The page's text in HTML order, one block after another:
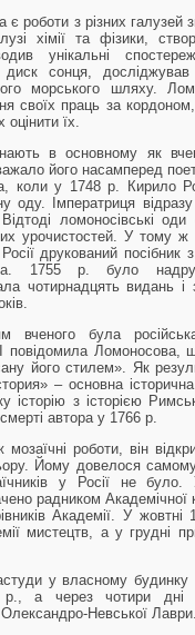
є роботи з різних галузей
хімії та фізики,
унікальні
сонця, досліджував
морського шляху.
своїх праць за
оцінити їх.
в основному як
його насамперед
коли у 1748 р. Кирило
оду. Імператриця
ломоносівські
урочистостей. У тому ж
друкований посібник з
1755 р. було
чотирнадцять видань і
вченого була
повідомила Ломоносова,
його стилем». Як
– основна
історію з історією
автора у 1766 р.
роботи, він
Йому довелося
у Росії не
радником Академічної
Академії. У
мистецтв, а у грудні
у власному будинку
а через чотири дні
Невської Лаври.